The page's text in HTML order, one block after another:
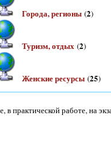
Города, регионы(2)
Туризм, отдых(2)
Женские ресурсы(25)
практической работе, на